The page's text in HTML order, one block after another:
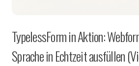
TypelessForm in Aktion:
Sprache in Echtzeit ausfüllen